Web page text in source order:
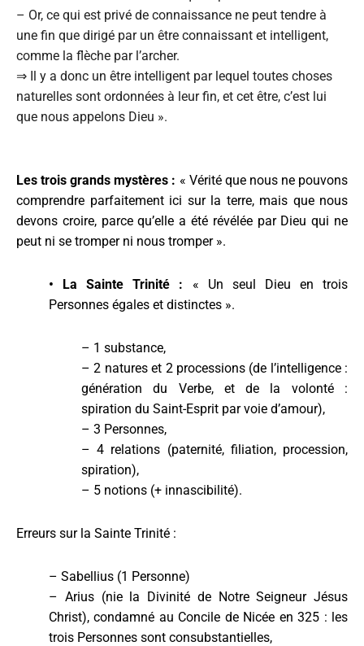
– Or, ce qui est privé de connaissance ne peut tendre à
une fin que dirigé par un être connaissant et intelligent,
comme la flèche par l’archer.
⇒ Il y a donc un être intelligent par lequel toutes choses
naturelles sont ordonnées à leur fin, et cet être, c’est lui
que nous appelons Dieu ».
Les trois grands mystères : « Vérité que nous ne pouvons
comprendre parfaitement ici sur la terre, mais que nous
devons croire, parce qu’elle a été révélée par Dieu qui ne
peut ni se tromper ni nous tromper ».
• La Sainte Trinité : « Un seul Dieu en trois
Personnes égales et distinctes ».
– 1 substance,
– 2 natures et 2 processions (de l’intelligence :
génération du Verbe, et de la volonté :
spiration du Saint-Esprit par voie d’amour),
– 3 Personnes,
– 4 relations (paternité, filiation, procession,
spiration),
– 5 notions (+ innascibilité).
Erreurs sur la Sainte Trinité :
– Sabellius (1 Personne)
– Arius (nie la Divinité de Notre Seigneur Jésus
Christ), condamné au Concile de Nicée en 325 : les
trois Personnes sont consubstantielles,